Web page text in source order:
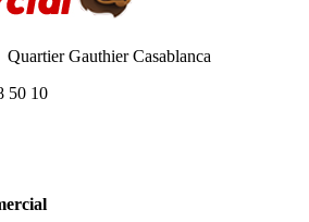
Gauthier Casablanca
50 10